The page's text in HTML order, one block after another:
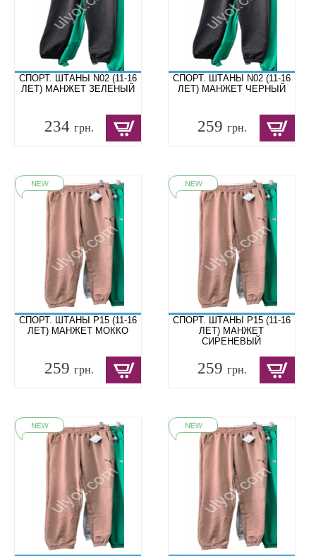
СПОРТ. ШТАНЫ N02 (11-16
ЛЕТ) МАНЖЕТ ЗЕЛЕНЫЙ
234 грн.
СПОРТ. ШТАНЫ N02 (11-16
ЛЕТ) МАНЖЕТ ЧЕРНЫЙ
259грн.
СПОРТ. ШТАНЫ P15 (11-16
ЛЕТ) МАНЖЕТ МОККО
259 грн.
СПОРТ. ШТАНЫ P15 (11-16
ЛЕТ) МАНЖЕТ
СИРЕНЕВЫЙ
259грн.